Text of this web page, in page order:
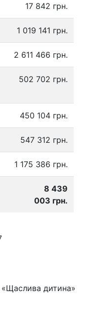
17 842 грн.
1 019 141 грн.
2 611 466 грн.
502 702 грн.
450 104 грн.
547 312 грн.
1 175 386 грн.
8 439
003 грн.
дитина»